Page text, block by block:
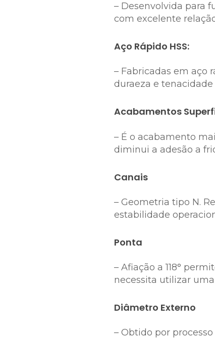
– Desenvolvida para
com excelente
Aço Rápido HSS:
– Fabricadas em aço
duraeza e
Acabamentos
– É o acabamento
diminui a adesão a
Canais
– Geometria tipo N.
estabilidade
Ponta
– Afiação a 118°
necessita utilizar
Diâmetro Externo
– Obtido por